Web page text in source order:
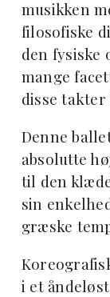
musikken
filosofiske
den fysiske
mange
disse
Denne
absolutte
til den
sin
græske
i et